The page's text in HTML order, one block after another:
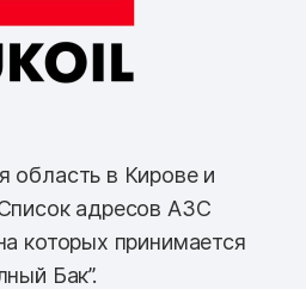
область в Кирове и
адресов АЗС
которых принимается
Бак”.